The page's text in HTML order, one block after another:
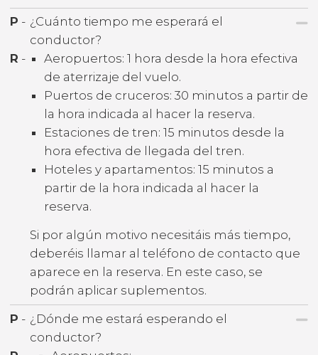
P - ¿Cuánto tiempo me esperará el
conductor?
R -
Aeropuertos: 1 hora desde la hora efectiva
de aterrizaje del vuelo.
Puertos de cruceros: 30 minutos a partir de
la hora indicada al hacer la reserva.
Estaciones de tren: 15 minutos desde la
hora efectiva de llegada del tren.
Hoteles y apartamentos: 15 minutos a
partir de la hora indicada al hacer la
reserva.
Si por algún motivo necesitáis más tiempo,
deberéis llamar al teléfono de contacto que
aparece en la reserva. En este caso, se
podrán aplicar suplementos.
P - ¿Dónde me estará esperando el
conductor?